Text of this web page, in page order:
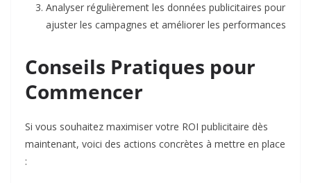
Analyser régulièrement les données publicitaires pour
ajuster les campagnes et améliorer les performances
Conseils Pratiques pour
Commencer
Si vous souhaitez maximiser votre ROI publicitaire dès
maintenant, voici des actions concrètes à mettre en place
: